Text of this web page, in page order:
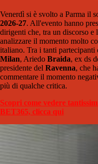
Venerdì si è svolto a Parma il
2026-27. All'evento hanno
dirigenti che, tra un discorso e
analizzare il momento molto
italiano. Tra i tanti partecipanti
Milan, Ariedo Braida, ex ds
presidente del Ravenna, che
commentare il momento
più di qualche critica.
Scopri come vedere
BET365, clicca qui